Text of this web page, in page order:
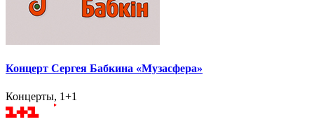
Концерт Сергея Бабкина «Музасфера»
Концерты, 1+1